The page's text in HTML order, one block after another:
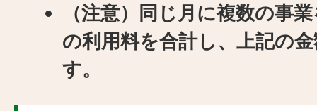
（注意）同じ月に複数の事
の利用料を合計し、上記の
す。